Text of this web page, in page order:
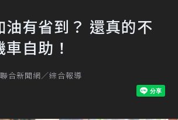
油有省到？ 還真的不
自助！
聯合新聞網／綜合報導